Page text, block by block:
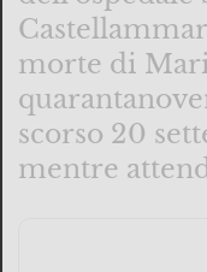
morte di
scorso 20
mentre